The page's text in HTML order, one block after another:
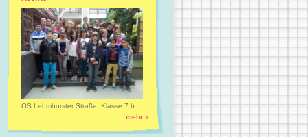
OS Lehmhorster Straße, Klasse 7 b
mehr »